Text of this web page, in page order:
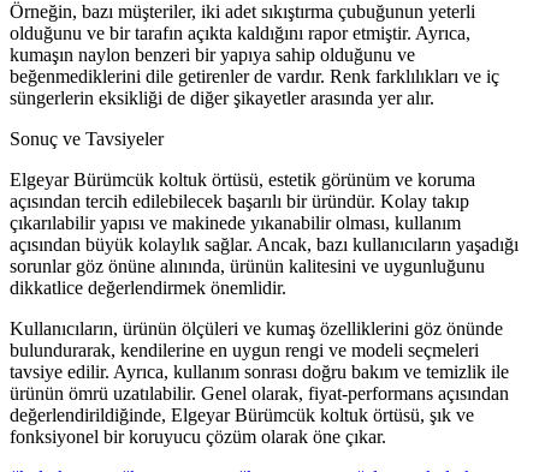
Örneğin, bazı müşteriler, iki adet sıkıştırma çubuğunun yeterli
olduğunu ve bir tarafın açıkta kaldığını rapor etmiştir. Ayrıca,
kumaşın naylon benzeri bir yapıya sahip olduğunu ve
beğenmediklerini dile getirenler de vardır. Renk farklılıkları ve iç
süngerlerin eksikliği de diğer şikayetler arasında yer alır.
Sonuç ve Tavsiyeler
Elgeyar Bürümcük koltuk örtüsü, estetik görünüm ve koruma
açısından tercih edilebilecek başarılı bir üründür. Kolay takıp
çıkarılabilir yapısı ve makinede yıkanabilir olması, kullanım
açısından büyük kolaylık sağlar. Ancak, bazı kullanıcıların yaşadığı
sorunlar göz önüne alınında, ürünün kalitesini ve uygunluğunu
dikkatlice değerlendirmek önemlidir.
Kullanıcıların, ürünün ölçüleri ve kumaş özelliklerini göz önünde
bulundurarak, kendilerine en uygun rengi ve modeli seçmeleri
tavsiye edilir. Ayrıca, kullanım sonrası doğru bakım ve temizlik ile
ürünün ömrü uzatılabilir. Genel olarak, fiyat-performans açısından
değerlendirildiğinde, Elgeyar Bürümcük koltuk örtüsü, şık ve
fonksiyonel bir koruyucu çözüm olarak öne çıkar.